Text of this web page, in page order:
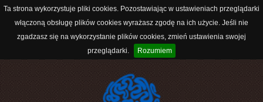
Ta strona wykorzystuje pliki cookies. Pozostawiając w ustawieniach przeglądarki
włączoną obsługę plików cookies wyrażasz zgodę na ich użycie. Jeśli nie
zgadzasz się na wykorzystanie plików cookies, zmień ustawienia swojej
przeglądarki.
Rozumiem